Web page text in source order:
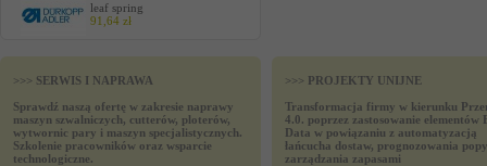
leaf spring
91,64 zł
>>> SERWIS I NAPRAWA
Sprawdź naszą ofertę w zakresie naprawy
maszyn szwalniczych, cutterów, ploterów,
wytwornic pary i maszyn specjalistycznych.
Szkolenie pracowników oraz wsparcie
technologiczne.
>>> PROJEKTY UNIJNE
Transformacja firmy w kierunku
4.0. poprzez zastosowanie elementów
Data w powiązaniu z automatyzacją
łańcucha dostaw, prognozowania
zarządzania zapasami